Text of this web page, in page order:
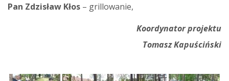
Pan Zdzisław Kłos – grillowanie,
Koordynator projektu
Tomasz Kapuściński